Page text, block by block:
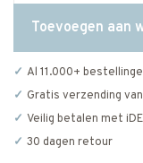
Toevoegen aan
Al 11.000+
Gratis verzending
Veilig betalen met
30 dagen retour